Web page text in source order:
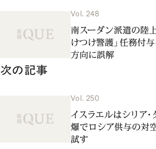
Vol. 248
南スーダン派遣の陸
けつけ警護」任務付
方向に誤解
次の記事
Vol. 250
イスラエルはシリア
爆でロシア供与の対
試す